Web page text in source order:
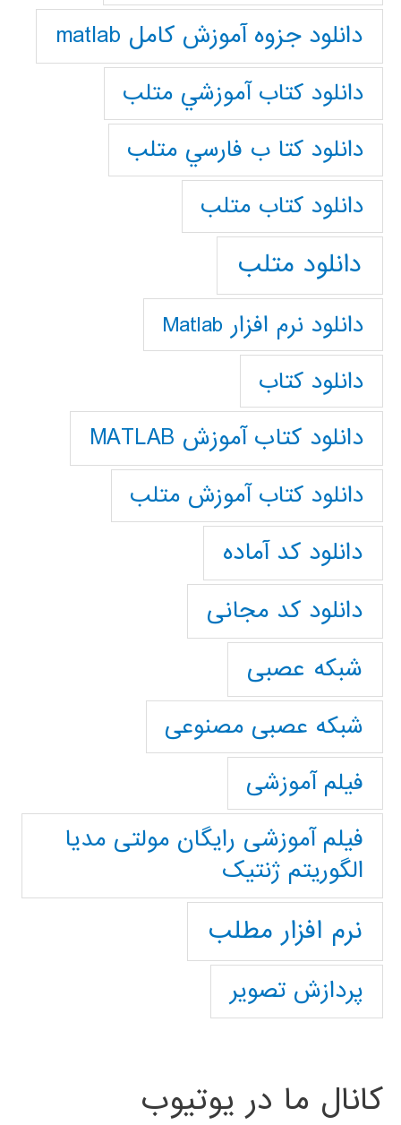
دانلود جزوه آموزش کامل matlab
دانلود كتاب آموزشي متلب
دانلود كتا ب فارسي متلب
دانلود كتاب متلب
دانلود متلب
دانلود نرم افزار Matlab
دانلود کتاب
دانلود کتاب آموزش MATLAB
دانلود کتاب آموزش متلب
دانلود کد آماده
دانلود کد مجانی
شبکه عصبی
شبکه عصبی مصنوعی
فیلم آموزشی
فیلم آموزشی رایگان مولتی مدیا
الگوریتم ژنتیک
نرم افزار مطلب
پردازش تصویر
کانال ما در یوتیوب